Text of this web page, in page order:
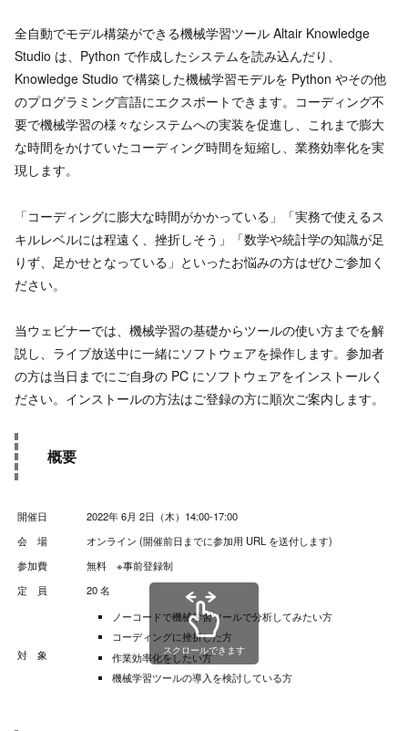
全自動でモデル構築ができる機械学習ツール Altair Knowledge
Studio は、Python で作成したシステムを読み込んだり、
Knowledge Studio で構築した機械学習モデルを Python やその他
のプログラミング言語にエクスポートできます。コーディング不
要で機械学習の様々なシステムへの実装を促進し、これまで膨大
な時間をかけていたコーディング時間を短縮し、業務効率化を実
現します。
「コーディングに膨大な時間がかかっている」「実務で使えるス
キルレベルには程遠く、挫折しそう」「数学や統計学の知識が足
りず、足かせとなっている」といったお悩みの方はぜひご参加く
ださい。
当ウェビナーでは、機械学習の基礎からツールの使い方までを解
説し、ライブ放送中に一緒にソフトウェアを操作します。参加者
の方は当日までにご自身の PC にソフトウェアをインストールく
ださい。インストールの方法はご登録の方に順次ご案内します。
概要
開催日
2022年 6月 2日（木）14:00-17:00
会 場
オンライン (開催前日までに参加用 URL を送付します)
参加費
無料 ※事前登録制
定 員
20 名
対 象
ノーコードで機械学習ツールで分析してみたい方
コーディングに挫折した方
作業効率化をしたい方
機械学習ツールの導入を検討している方
スクロールできます